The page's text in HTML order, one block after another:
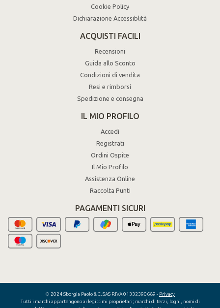
Cookie Policy
Dichiarazione Accessiblità
ACQUISTI FACILI
Recensioni
Guida allo Sconto
Condizioni di vendita
Resi e rimborsi
Spedizione e consegna
IL MIO PROFILO
Accedi
Registrati
Ordini Ospite
Il Mio Profilo
Assistenza Online
Raccolta Punti
PAGAMENTI SICURI
© 2024 Sborgia Paolo & C. SAS P.IVA 01332390689 - Privacy
Tutti i marchi appartengono ai legittimi proprietari; marchi di terzi, loghi, nomi di